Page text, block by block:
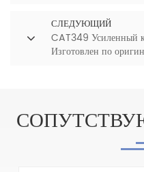
СЛЕДУЮЩИЙ
CAT349 Усиленный
Изготовлен по